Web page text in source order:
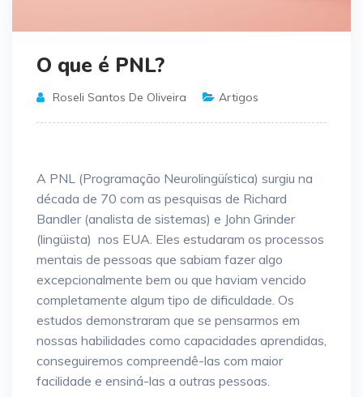
O que é PNL?
Roseli Santos De Oliveira Artigos
A PNL (Programação Neurolingüística) surgiu na
década de 70 com as pesquisas de Richard
Bandler (analista de sistemas) e John Grinder
(lingüista) nos EUA. Eles estudaram os processos
mentais de pessoas que sabiam fazer algo
excepcionalmente bem ou que haviam vencido
completamente algum tipo de dificuldade. Os
estudos demonstraram que se pensarmos em
nossas habilidades como capacidades aprendidas,
conseguiremos compreendê-las com maior
facilidade e ensiná-las a outras pessoas.